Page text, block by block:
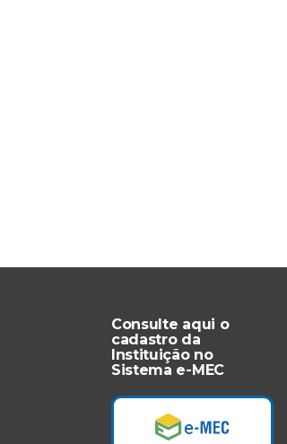
Consulte aqui o
cadastro da
Instituição no
Sistema e-MEC